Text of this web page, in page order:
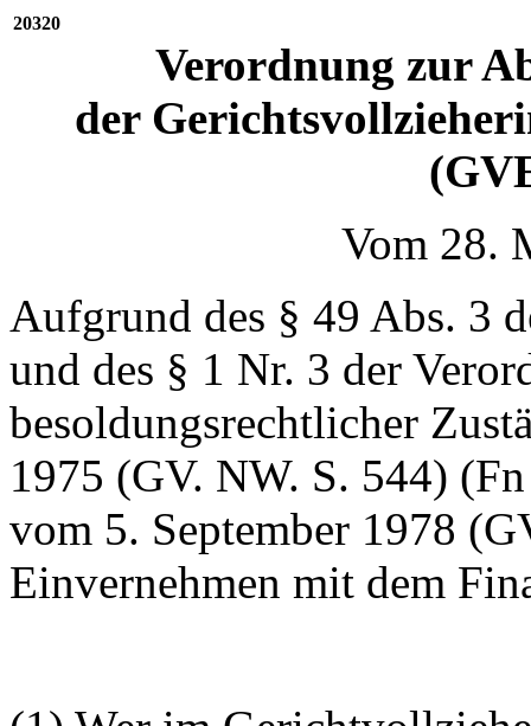
20320
Verordnung zur
der
Vom 28.
Aufgrund des § 49 Abs. 3
und des § 1 Nr. 3 der
besoldungsrechtlicher
1975 (GV. NW. S. 544)
vom 5. September 1978
Einvernehmen mit dem